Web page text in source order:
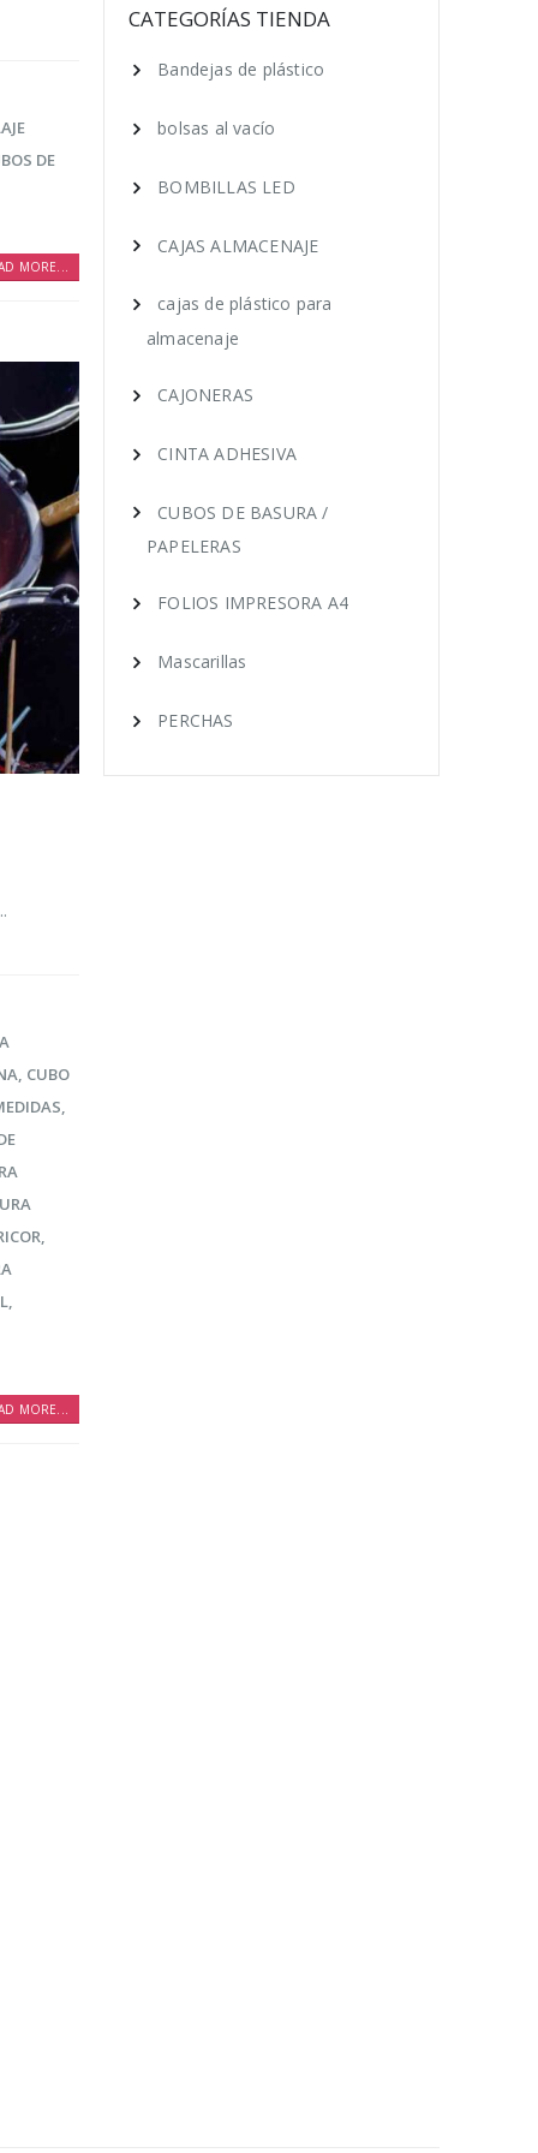
DE
MORE...
, CUBO
,
,
,
MORE...
CINTA ADHESIVA
CUBOS DE BASURA /
PAPELERAS
FOLIOS IMPRESORA A4
PERCHAS